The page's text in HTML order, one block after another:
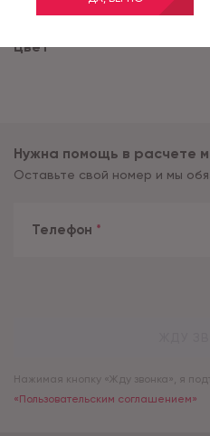
Полосность доски
Цвет
Нужна помощь в расчете
Оставьте свой номер и мы
Телефон *
Нажимая кнопку «Жду звонка», я
«Пользовательским соглашением»